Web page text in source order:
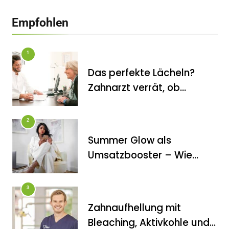
Empfohlen
1
Das perfekte Lächeln?
Zahnarzt verrät, ob
2
Summer Glow als
Umsatzbooster – Wie
3
Zahnaufhellung mit
Bleaching, Aktivkohle und
FITNESS
Die perfekten Liegestütze